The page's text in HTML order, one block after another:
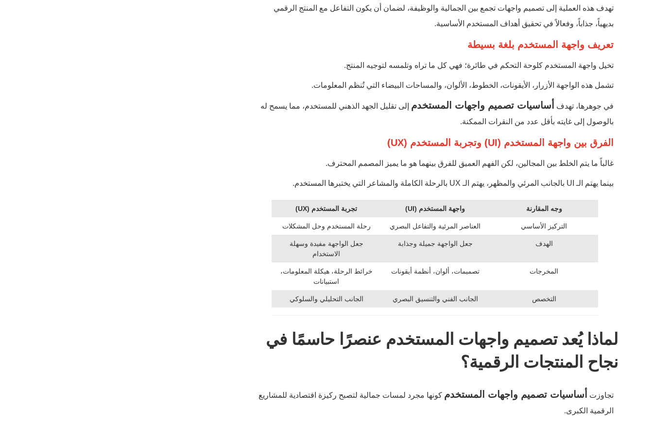
تهدف هذه العملية إلى تصميم واجهات تجمع بين الجمالية والوظيفة، لضمان أن يكون التفاعل مع المنتج الرقمي
بديهياً، جذاباً، وفعالاً في تحقيق أهداف المستخدم الأساسية.
تعريف واجهة المستخدم بلغة بسيطة
تخيل واجهة المستخدم كلوحة التحكم في طائرة؛ فهي كل ما تراه وتلمسه لتوجيه المنتج.
تشمل هذه الواجهة الأزرار، الأيقونات، الخطوط، الألوان، والمساحات البيضاء التي تُنظم المعلومات.
في جوهرها، تهدف أساسيات تصميم واجهات المستخدم إلى تقليل الجهد الذهني للمستخدم، مما يسمح له
بالوصول إلى غايته بأقل عدد من النقرات الممكنة.
الفرق بين واجهة المستخدم (UI) وتجربة المستخدم (UX)
غالباً ما يتم الخلط بين المجالين، لكن الفهم العميق للفرق بينهما هو ما يميز المصمم المحترف.
بينما يهتم الـ UI بالجانب المرئي والمظهر، يهتم الـ UX بالرحلة الكاملة والمشاعر التي يختبرها المستخدم.
وجه المقارنة واجهة المستخدم (UI) تجربة المستخدم (UX)
التركيز الأساسي العناصر المرئية والتفاعل البصري رحلة المستخدم وحل المشكلات
الهدف جعل الواجهة جميلة وجذابة
جعل الواجهة مفيدة وسهلة
الاستخدام
المخرجات تصميمات، ألوان، أنظمة أيقونات
خرائط الرحلة، هيكلة المعلومات،
استبيانات
التخصص الجانب الفني والتنسيق البصري الجانب التحليلي والسلوكي
لماذا يُعد تصميم واجهات المستخدم عنصرًا حاسمًا في
نجاح المنتجات الرقمية؟
تجاوزت أساسيات تصميم واجهات المستخدم كونها مجرد لمسات جمالية لتصبح ركيزة اقتصادية للمشاريع
الرقمية الكبرى.